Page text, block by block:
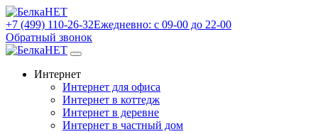
+7 (499) 110-26-32Ежедневно: с 09-00 до 22-00
Обратный звонок
Интернет
Интернет для офиса
Интернет в коттедж
Интернет в деревне
Интернет в частный дом